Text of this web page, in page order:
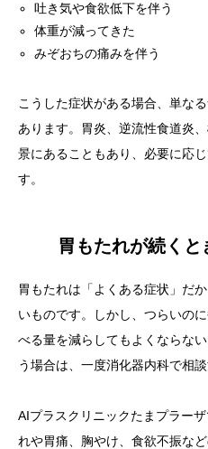
吐き気や食欲低下を伴う
体重が減ってきた
みぞおちの痛みを伴う
こうした症状がある場合、単な
あります。胃炎、逆流性食道炎
景にあることもあり、必要に応
す。
胃もたれが続くと
胃もたれは「よくある症状」だ
いものです。しかし、つらいの
べる量を減らしてもよくならな
う場合は、一度消化器内科で相
AIプラスクリニックたまプラー
れや胃痛、胸やけ、食欲不振な